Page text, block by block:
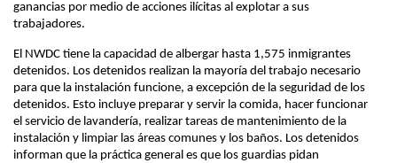
ganancias por medio de acciones ilícitas al explotar a sus
trabajadores.
El NWDC tiene la capacidad de albergar hasta 1,575 inmigrantes
detenidos. Los detenidos realizan la mayoría del trabajo necesario
para que la instalación funcione, a excepción de la seguridad de los
detenidos. Esto incluye preparar y servir la comida, hacer funcionar
el servicio de lavandería, realizar tareas de mantenimiento de la
instalación y limpiar las áreas comunes y los baños. Los detenidos
informan que la práctica general es que los guardias pidan